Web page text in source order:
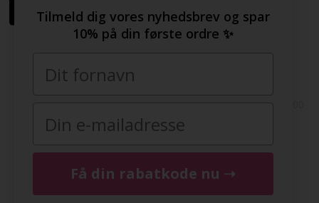
Kolding, Danmark | Tlf(+45) 20154560 | CVR: 33377002 |
FashionGirl.dk er ejet af HolmeGruppen ApS
Tilmeld dig vores nyhedsbrev og spar
10% på din første ordre ✨
Få din rabatkode nu ➝